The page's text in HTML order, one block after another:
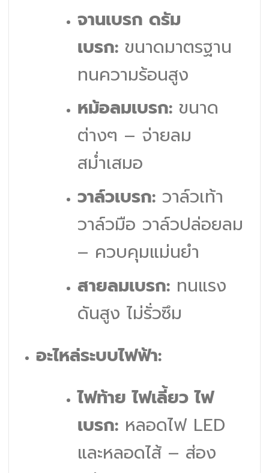
จานเบรก ดรัม
เบรก:ขนาดมาตรฐาน
ทนความร้อนสูง
หม้อลมเบรก:ขนาด
ต่างๆ – จ่ายลม
สม่ำเสมอ
วาล์วเบรก:วาล์วเท้า
วาล์วมือ วาล์วปล่อยลม
– ควบคุมแม่นยำ
สายลมเบรก:ทนแรง
ดันสูง ไม่รั่วซึม
อะไหล่ระบบไฟฟ้า:
ไฟท้าย ไฟเลี้ยว ไฟ
เบรก:หลอดไฟ LED
และหลอดไส้ – ส่อง